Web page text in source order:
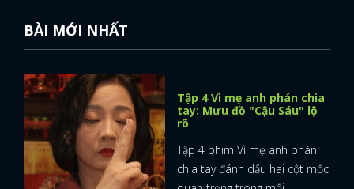
FACEBOOK
BÀI MỚI NHẤT
Tập 4 Vì mẹ anh phán chia
tay: Mưu đồ "Cậu Sáu" lộ
rõ
Tập 4 phim Vì mẹ anh phán
chia tay đánh dấu hai cột mốc